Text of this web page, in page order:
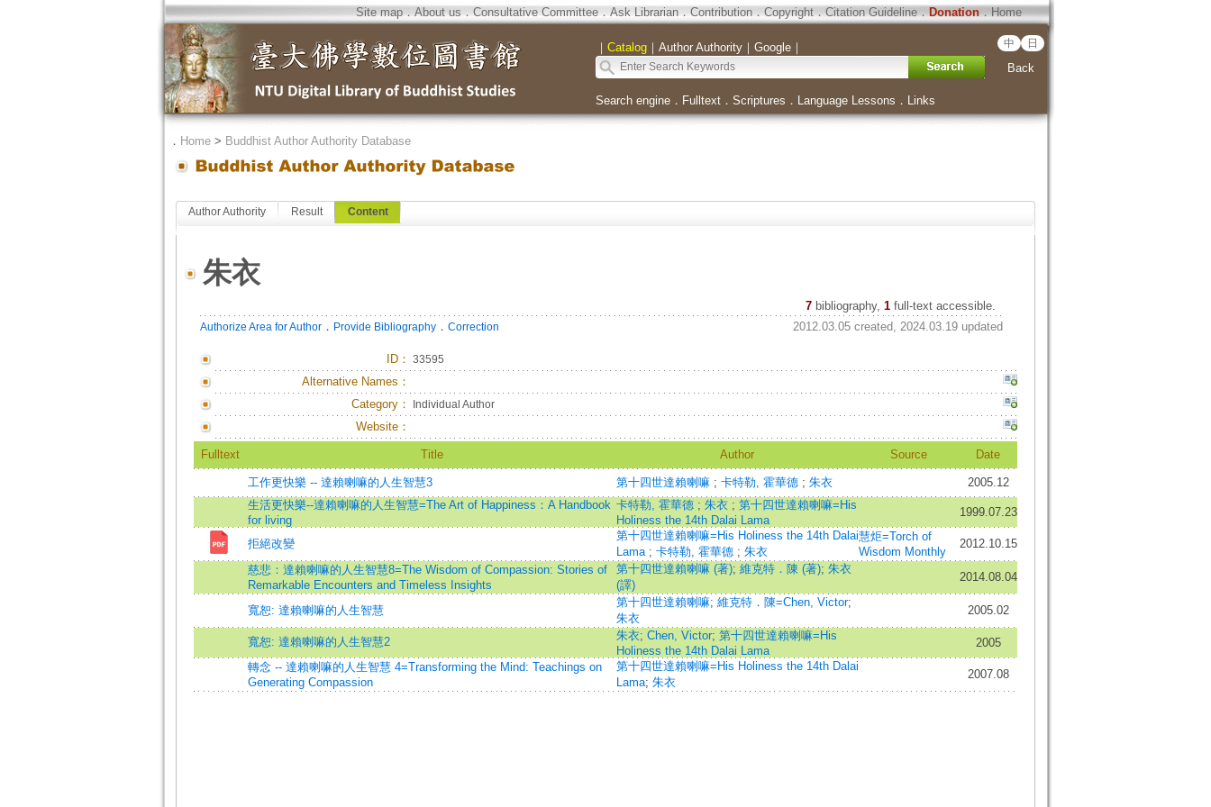
Site map．About us．Consultative Committee．Ask Librarian．Contribution．Copyright．Citation Guideline．Donation．Home
｜ Catalog｜ Author Authority｜ Google｜ 中 日
Back
Search engine． Fulltext． Scriptures ． Language Lessons ． Links
． Home> Buddhist Author Authority Database
Author Authority Result Content
朱衣
7 bibliography, 1full-text accessible.
Authorize Area for Author． Provide Bibliography． Correction 2012.03.05 created, 2024.03.19 updated
ID： 33595
Alternative Names：
Category：
Individual Author
Website：
Fulltext Title Author Source Date
工作更快樂 -- 達賴喇嘛的人生智慧3 第十四世達賴喇嘛 ; 卡特勒, 霍華德 ; 朱衣
2005.12
生活更快樂--達賴喇嘛的人生智慧=The Art of Happiness：A Handbook
for living
卡特勒, 霍華德 ; 朱衣 ; 第十四世達賴喇嘛=His
Holiness the 14th Dalai Lama
1999.07.23
拒絕改變
第十四世達賴喇嘛=His Holiness the 14th Dalai
Lama ; 卡特勒, 霍華德 ; 朱衣
慧炬=Torch of
Wisdom Monthly
2012.10.15
慈悲：達賴喇嘛的人生智慧8=The Wisdom of Compassion: Stories of
Remarkable Encounters and Timeless Insights
第十四世達賴喇嘛 (著); 維克特．陳 (著); 朱衣
(譯)
2014.08.04
寬恕: 達賴喇嘛的人生智慧
第十四世達賴喇嘛; 維克特．陳=Chen, Victor;
朱衣
2005.02
寬恕: 達賴喇嘛的人生智慧2 朱衣; Chen, Victor; 第十四世達賴喇嘛=His
Holiness the 14th Dalai Lama
2005
轉念 -- 達賴喇嘛的人生智慧 4=Transforming the Mind: Teachings on
Generating Compassion
第十四世達賴喇嘛=His Holiness the 14th Dalai
Lama; 朱衣
2007.08